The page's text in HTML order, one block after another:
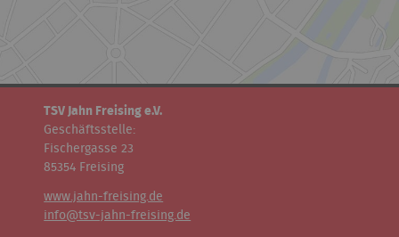
TSV Jahn Freising e.V.
Geschäftsstelle:
Fischergasse 23
85354 Freising
www.jahn-freising.de
info@tsv-jahn-freising.de